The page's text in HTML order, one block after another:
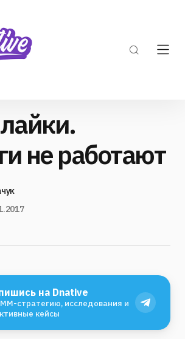
не работают
на Dnative
стратегию, исследования и
кейсы